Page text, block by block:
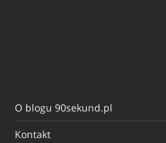
O blogu 90sekund.pl
Kontakt